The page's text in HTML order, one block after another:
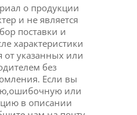
о продукции
и не является
поставки и
характеристики
от указанных или
без
Если вы
или
в описании